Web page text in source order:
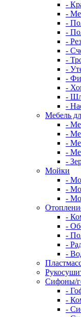
-
-
-
-
-
-
-
-
-
-
-
-
Мебель
-
-
-
-
-
Мойки
-
-
-
-
-
-
-
-
Сифоны/
-
-
-